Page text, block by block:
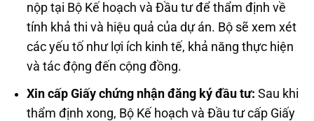
nộp tại Bộ Kế hoạch và Đầu tư để thẩm định về
tính khả thi và hiệu quả của dự án. Bộ sẽ xem xét
các yếu tố như lợi ích kinh tế, khả năng thực hiện
và tác động đến cộng đồng.
Xin cấp Giấy chứng nhận đăng ký đầu tư: Sau khi
thẩm định xong, Bộ Kế hoạch và Đầu tư cấp Giấy